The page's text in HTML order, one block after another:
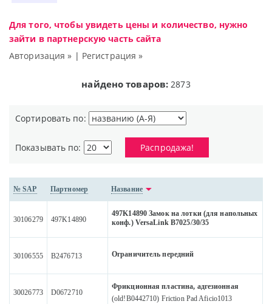
Для того, чтобы увидеть цены и количество, нужно
зайти в партнерскую часть сайта
Авторизация » | Регистрация »
найдено товаров: 2873
Сортировать по:
Показывать по: Распродажа!
№ SAP Партномер Название
30106279 497K14890
497K14890 Замок на лотки (для напольных
конф.) VersaLink B7025/30/35
30106555 B2476713 Ограничитель передний
30026773 D0672710
Фрикционная пластина, адгезионная
(old!B0442710) Friction Pad Aficio1013